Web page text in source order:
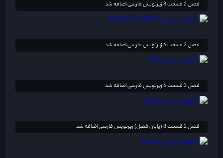
فصل 2 قسمت 8 زیرنویس فارسی اضافه شد
فصل 2 قسمت 6 زیرنویس فارسی اضافه شد
فصل 3 قسمت 6 زیرنویس فارسی اضافه شد
فصل 2 قسمت 8 (پایان فصل) زیرنویس فارسی اضافه شد